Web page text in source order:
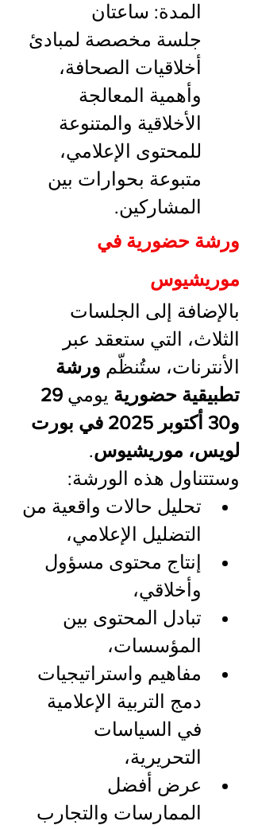
المدة: ساعتان
جلسة مخصصة لمبادئ
أخلاقيات الصحافة،
وأهمية المعالجة
الأخلاقية والمتنوعة
للمحتوى الإعلامي،
متبوعة بحوارات بين
المشاركين.
ورشة حضورية في
موريشيوس
بالإضافة إلى الجلسات
الثلاث، التي ستعقد عبر
الأنترنات، ستُنظّم ورشة
تطبيقية حضورية يومي
و30 أكتوبر 2025 في بورت
لويس، موريشيوس.
وستتناول هذه الورشة:
تحليل حالات واقعية من
التضليل الإعلامي،
إنتاج محتوى مسؤول
وأخلاقي،
تبادل المحتوى بين
المؤسسات،
مفاهيم واستراتيجيات
دمج التربية الإعلامية
في السياسات
التحريرية،
عرض أفضل
الممارسات والتجارب